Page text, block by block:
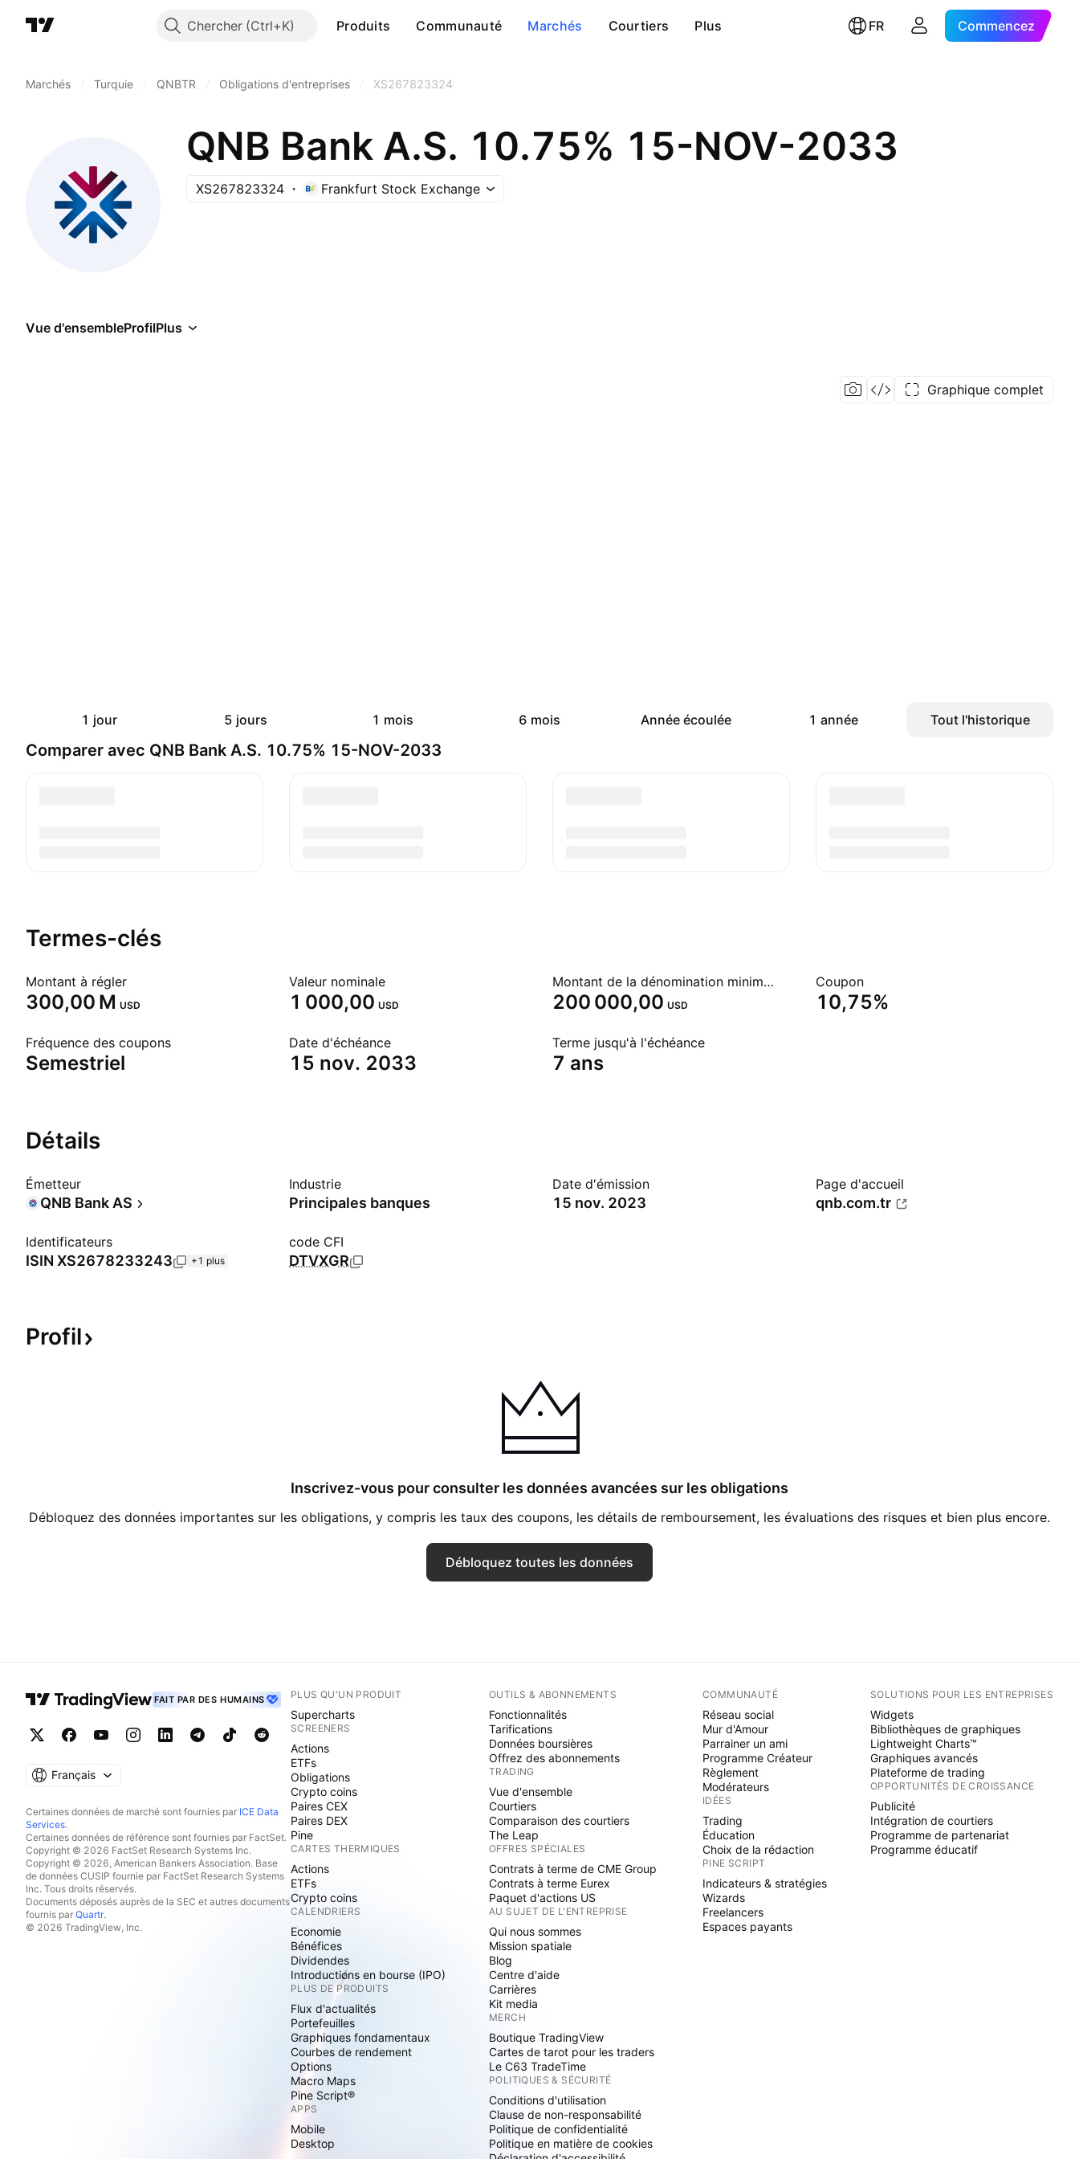
Chercher Produits Communauté Marchés Courtiers Plus FR Commencez
Marchés Turquie QNBTR Obligations d'entreprises XS267823324
QNB Bank A.S. 10.75% 15-NOV-2033
XS267823324 Frankfurt Stock Exchange
Vue d'ensembleProfilPlus
Graphique complet
1 jour 5 jours 1 mois 6 mois Année écoulée 1 année Tout l'historique
Comparer avec QNB Bank A.S. 10.75% 15-NOV-2033
Termes-clés
Montant à régler
‪300,00 M‬ USD
Valeur nominale
1 000,00 USD
Montant de la dénomination minimum
200 000,00 USD
Coupon
10,75%
Fréquence des coupons
Semestriel
Date d'échéance
15 nov. 2033
Terme jusqu'à l'échéance
7 ans
Détails
Émetteur
QNB Bank AS
Industrie
Principales banques
Date d'émission
15 nov. 2023
Page d'accueil
qnb.com.tr
Identificateurs
ISIN XS2678233243 +1 plus
code CFI
DTVXGR
Profil
Inscrivez-vous pour consulter les données avancées sur les obligations
Débloquez des données importantes sur les obligations, y compris les taux des coupons, les détails de remboursement, les évaluations des risques et bien plus encore.
Débloquez toutes les données
FAIT PAR DES HUMAINS
Français
Certaines données de marché sont fournies par ICE Data
Services.
Certaines données de référence sont fournies par FactSet.
Copyright © 2026 FactSet Research Systems Inc.
Copyright © 2026, American Bankers Association. Base
de données CUSIP fournie par FactSet Research Systems
Inc. Tous droits réservés.
Documents déposés auprès de la SEC et autres documents
fournis par Quartr.
© 2026 TradingView, Inc.
PLUS QU'UN PRODUIT
Supercharts
SCREENERS
Actions
ETFs
Obligations
Crypto coins
Paires CEX
Paires DEX
Pine
CARTES THERMIQUES
Actions
ETFs
Crypto coins
CALENDRIERS
Economie
Bénéfices
Dividendes
Introductions en bourse (IPO)
PLUS DE PRODUITS
Flux d'actualités
Portefeuilles
Graphiques fondamentaux
Courbes de rendement
Options
Macro Maps
Pine Script®
APPS
Mobile
Desktop
OUTILS & ABONNEMENTS
Fonctionnalités
Tarifications
Données boursières
Offrez des abonnements
TRADING
Vue d'ensemble
Courtiers
Comparaison des courtiers
The Leap
OFFRES SPÉCIALES
Contrats à terme de CME Group
Contrats à terme Eurex
Paquet d'actions US
AU SUJET DE L'ENTREPRISE
Qui nous sommes
Mission spatiale
Blog
Centre d'aide
Carrières
Kit media
MERCH
Boutique TradingView
Cartes de tarot pour les traders
Le C63 TradeTime
POLITIQUES & SÉCURITÉ
Conditions d'utilisation
Clause de non-responsabilité
Politique de confidentialité
Politique en matière de cookies
COMMUNAUTÉ
Réseau social
Mur d'Amour
Parrainer un ami
Programme Créateur
Règlement
Modérateurs
IDÉES
Trading
Éducation
Choix de la rédaction
PINE SCRIPT
Indicateurs & stratégies
Wizards
Freelancers
Espaces payants
SOLUTIONS POUR LES ENTREPRISES
Widgets
Bibliothèques de graphiques
Lightweight Charts™
Graphiques avancés
Plateforme de trading
OPPORTUNITÉS DE CROISSANCE
Publicité
Intégration de courtiers
Programme de partenariat
Programme éducatif